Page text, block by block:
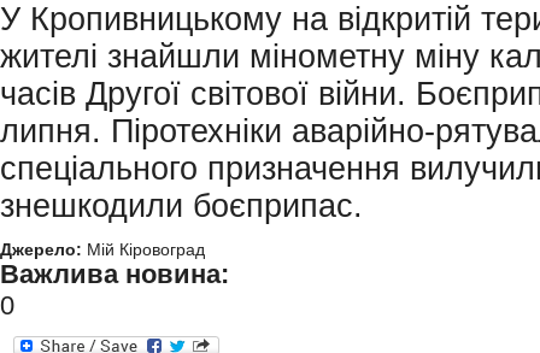
У Кропивницькому на відкритій
жителі знайшли мінометну міну
часів Другої світової війни.
липня. Піротехніки аварійно-
спеціального призначення
знешкодили боєприпас.
Джерело: Мій Кіровоград
Важлива новина:
0